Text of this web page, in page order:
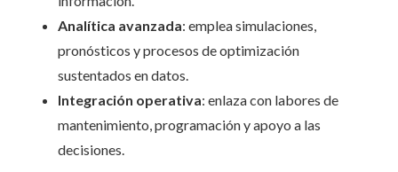
Analítica avanzada: emplea simulaciones,
pronósticos y procesos de optimización
sustentados en datos.
Integración operativa: enlaza con labores de
mantenimiento, programación y apoyo a las
decisiones.